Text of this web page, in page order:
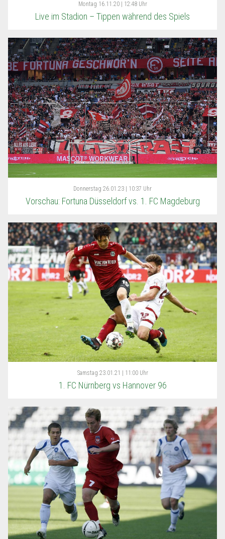
Montag 16.11.20 | 12:48 Uhr
Live im Stadion – Tippen während des Spiels
Donnerstag 26.01.23 | 10:37 Uhr
Vorschau: Fortuna Düsseldorf vs. 1. FC Magdeburg
Samstag 23.01.21 | 11:00 Uhr
1. FC Nürnberg vs Hannover 96